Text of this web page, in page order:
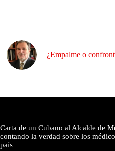
¿Empalme o
Carta de un Cubano al Alcalde de
contando la verdad sobre los
país